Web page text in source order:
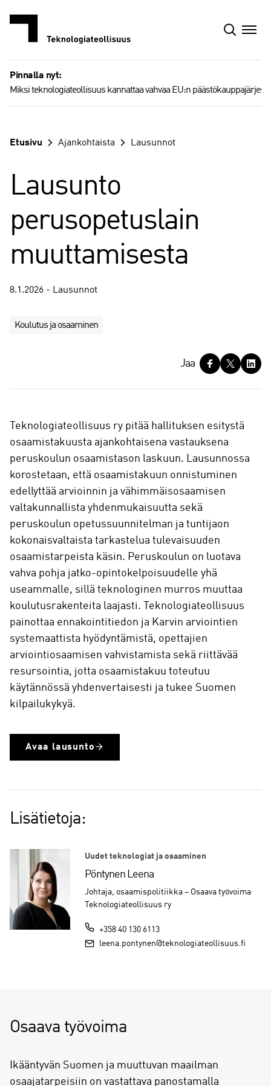
Pinnalla nyt:
Miksi teknologiateollisuus kannattaa vahvaa EU:n
Etusivu Ajankohtaista Lausunnot
Lausunto
perusopetuslain
muuttamisesta
8.1.2026 - Lausunnot
Koulutus ja osaaminen
a
Jaa
Teknologiateollisuus ry pitää hallituksen esitystä
osaamistakuusta ajankohtaisena vastauksena
peruskoulun osaamistason laskuun. Lausunnossa
korostetaan, että osaamistakuun onnistuminen
edellyttää arvioinnin ja vähimmäisosaamisen
valtakunnallista yhdenmukaisuutta sekä
peruskoulun opetussuunnitelman ja tuntijaon
kokonaisvaltaista tarkastelua tulevaisuuden
osaamistarpeista käsin. Peruskoulun on luotava
vahva pohja jatko-opintokelpoisuudelle yhä
useammalle, sillä teknologinen murros muuttaa
koulutusrakenteita laajasti. Teknologiateollisuus
painottaa ennakointitiedon ja Karvin arviointien
systemaattista hyödyntämistä, opettajien
arviointiosaamisen vahvistamista sekä riittävää
resursointia, jotta osaamistakuu toteutuu
käytännössä yhdenvertaisesti ja tukee Suomen
kilpailukykyä.
Avaa lausunto
Lisätietoja:
Uudet teknologiat ja osaaminen
Pöntynen Leena
Johtaja, osaamispolitiikka – Osaava työvoima
Teknologiateollisuus ry
+358 40 130 6113
leena.pontynen@teknologiateollisuus.fi
Osaava työvoima
Ikääntyvän Suomen ja muuttuvan maailman
osaajatarpeisiin on vastattava panostamalla